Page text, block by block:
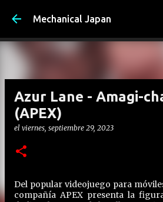
Ir al contenido
Mechanical Japan
Azur Lane - Amagi-
(APEX)
el viernes, septiembre 29, 2023
Del popular videojuego para
compañía APEX presenta la